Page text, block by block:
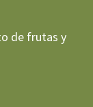
de frutas y